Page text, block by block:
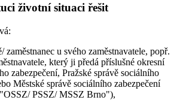
životní situaci řešit
zaměstnanec u svého zaměstnavatele, popř.
který ji předá příslušné okresní
zabezpečení, Pražské správě sociálního
Městské správě sociálního zabezpečení
PSSZ/ MSSZ Brno"),